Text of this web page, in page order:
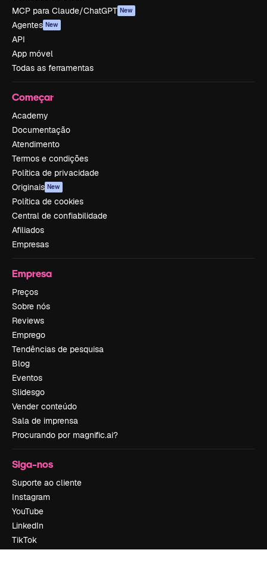
MCP para Claude/ChatGPT New
Agentes New
API
App móvel
Todas as ferramentas
Começar
Academy
Documentação
Atendimento
Termos e condições
Política de privacidade
Originais New
Política de cookies
Central de confiabilidade
Afiliados
Empresas
Empresa
Preços
Sobre nós
Reviews
Emprego
Tendências de pesquisa
Blog
Eventos
Slidesgo
Vender conteúdo
Sala de imprensa
Procurando por magnific.ai?
Siga-nos
Suporte ao cliente
Instagram
YouTube
LinkedIn
TikTok